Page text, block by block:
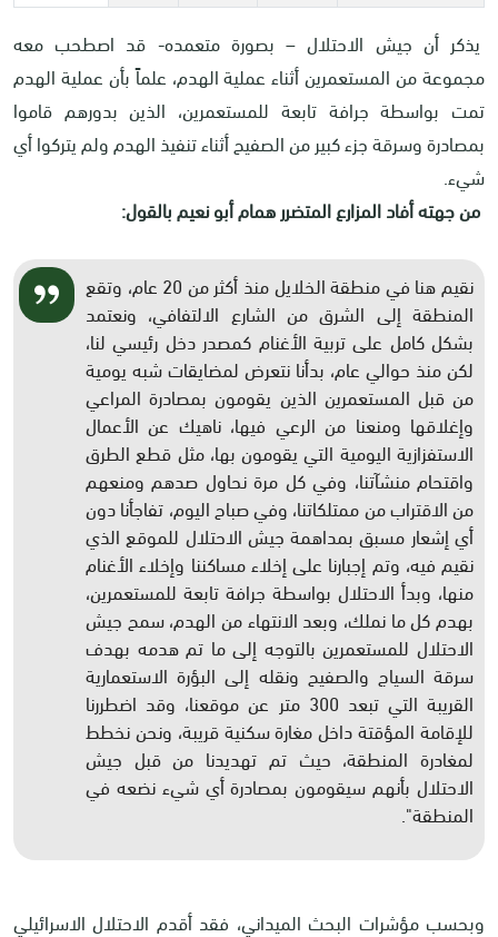
يذكر أن جيش الاحتلال – بصورة متعمده- قد اصطحب معه
مجموعة من المستعمرين أثناء عملية الهدم، علماً بأن عملية الهدم
تمت بواسطة جرافة تابعة للمستعمرين، الذين بدورهم قاموا
بمصادرة وسرقة جزء كبير من الصفيح أثناء تنفيذ الهدم ولم يتركوا أي
شيء.
من جهته أفاد المزارع المتضرر همام أبو نعيم بالقول:
نقيم هنا في منطقة الخلايل منذ أكثر من 20 عام، وتقع
المنطقة إلى الشرق من الشارع الالتفافي، ونعتمد
بشكل كامل على تربية الأغنام كمصدر دخل رئيسي لنا،
لكن منذ حوالي عام، بدأنا نتعرض لمضايقات شبه يومية
من قبل المستعمرين الذين يقومون بمصادرة المراعي
وإغلاقها ومنعنا من الرعي فيها، ناهيك عن الأعمال
الاستفزازية اليومية التي يقومون بها، مثل قطع الطرق
واقتحام منشآتنا، وفي كل مرة نحاول صدهم ومنعهم
من الاقتراب من ممتلكاتنا، وفي صباح اليوم، تفاجأنا دون
أي إشعار مسبق بمداهمة جيش الاحتلال للموقع الذي
نقيم فيه، وتم إجبارنا على إخلاء مساكننا وإخلاء الأغنام
منها، وبدأ الاحتلال بواسطة جرافة تابعة للمستعمرين،
بهدم كل ما نملك، وبعد الانتهاء من الهدم، سمح جيش
الاحتلال للمستعمرين بالتوجه إلى ما تم هدمه بهدف
سرقة السياج والصفيح ونقله إلى البؤرة الاستعمارية
القريبة التي تبعد 300 متر عن موقعنا، وقد اضطررنا
للإقامة المؤقتة داخل مغارة سكنية قريبة، ونحن نخطط
لمغادرة المنطقة، حيث تم تهديدنا من قبل جيش
الاحتلال بأنهم سيقومون بمصادرة أي شيء نضعه في
المنطقة".
وبحسب مؤشرات البحث الميداني، فقد أقدم الاحتلال الاسرائيلي